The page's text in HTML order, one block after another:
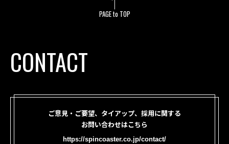
PAGE to TOP
CONTACT
ご意見・ご要望、タイアップ、採用に関する
お問い合わせはこちら
https://spincoaster.co.jp/contact/